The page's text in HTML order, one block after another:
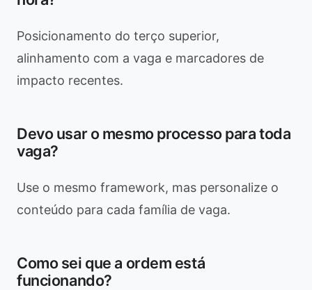
Posicionamento do terço superior,
alinhamento com a vaga e marcadores de
impacto recentes.
Devo usar o mesmo processo para toda
vaga?
Use o mesmo framework, mas personalize o
conteúdo para cada família de vaga.
Como sei que a ordem está
funcionando?